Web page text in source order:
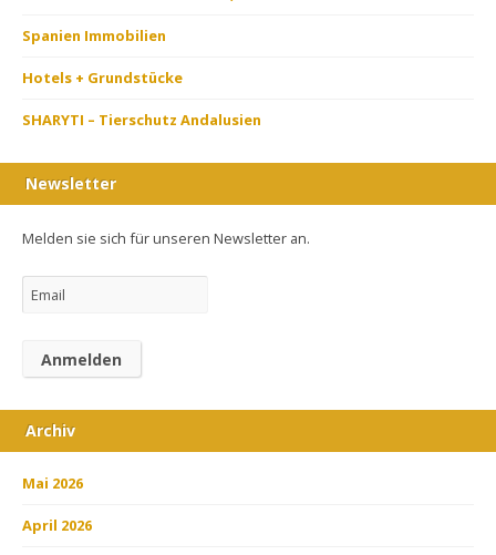
Spanien Immobilien
Hotels + Grundstücke
SHARYTI – Tierschutz Andalusien
Newsletter
Melden sie sich für unseren Newsletter an.
Archiv
Mai 2026
April 2026